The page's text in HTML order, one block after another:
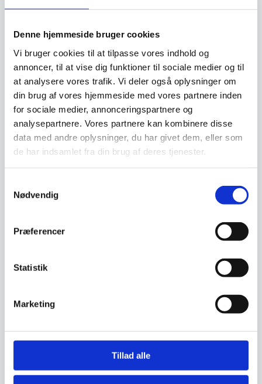
Denne hjemmeside bruger cookies
Vi bruger cookies til at tilpasse vores indhold og
annoncer, til at vise dig funktioner til sociale medier og til
at analysere vores trafik. Vi deler også oplysninger om
din brug af vores hjemmeside med vores partnere inden
for sociale medier, annonceringspartnere og
analysepartnere. Vores partnere kan kombinere disse
data med andre oplysninger, du har givet dem, eller som
de har indsamlet fra din brug af deres tjenester.
Nødvendig
Præferencer
Statistik
Marketing
Tillad alle
bruge dine penge på den daglige drift istedet
måske at lave netop den indretning du har
drømt om, men som måske er for dyr, hvis du
skulle betale den kontant. Vi hos
www.restaurantinventar.dkhar ikke nogen
økonomisk interesse i at tilbyde dig dette ud
over vi finder det en god service. Og al
låntagning og leasing foregår direkte imellem
dig som kunde og en tredjepartner, som vi hos
restaurantinventar.dkhar udvalgt til at tilbyde
Beregn og ansøg her
Relaterede varer